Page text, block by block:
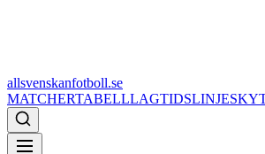
allsvenskanfotboll.se
MATCHERTABELLLAGTIDSLINJE